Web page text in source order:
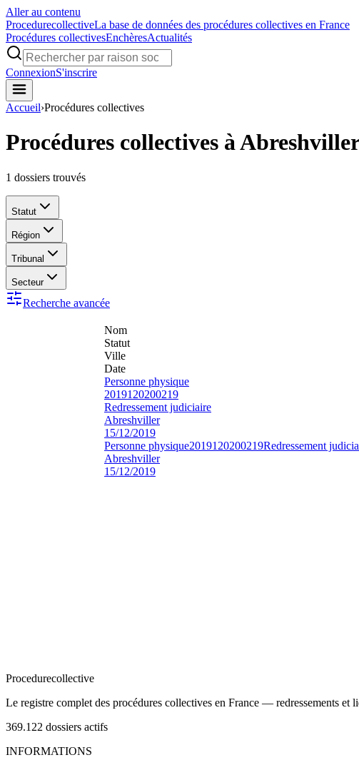
Aller au contenu
ProcedurecollectiveLa base de données des procédures collectives en France
Procédures collectivesEnchèresActualités
ConnexionS'inscrire
Accueil›Procédures collectives
Procédures collectives à
1 dossiers trouvés
Statut
Région
Tribunal
Secteur
Recherche avancée
Nom
Statut
Ville
Date
Personne physique
2019120200219
Redressement judiciaire
Abreshviller
15/12/2019
Personne physique2019120200219Redressement
Abreshviller
15/12/2019
Procedurecollective
Le registre complet des procédures collectives en France — redressements et
369.122 dossiers actifs
INFORMATIONS